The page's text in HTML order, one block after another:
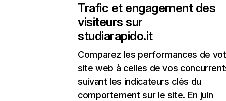
Trafic et engagement des
visiteurs sur
studiarapido.it
Comparez les performances de
site web à celles de vos
suivant les indicateurs clés du
comportement sur le site. En juin